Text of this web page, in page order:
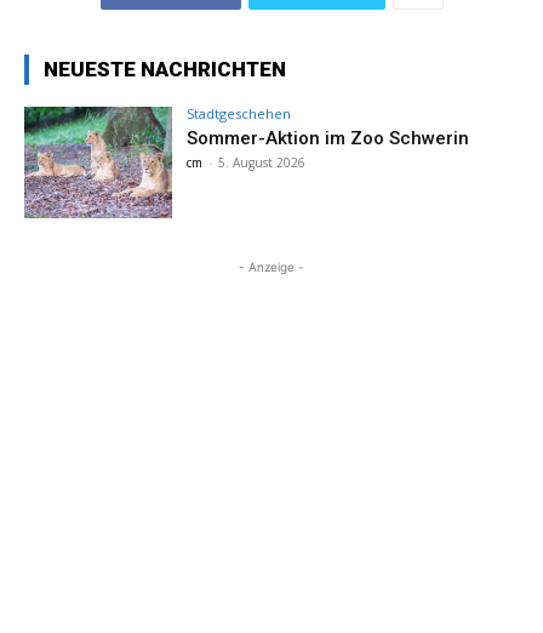
NEUESTE NACHRICHTEN
Stadtgeschehen
Sommer-Aktion im Zoo Schwerin
cm - 5. August 2026
- Anzeige -